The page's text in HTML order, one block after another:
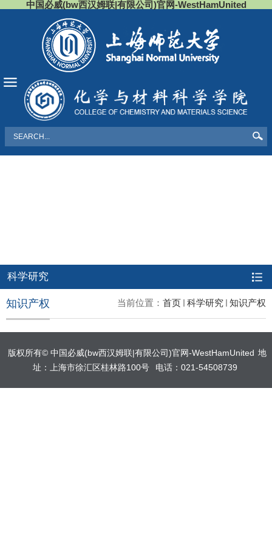
中国必威(bw西汉姆联|有限公司)官网-WestHamUnited
科学研究
当前位置： 首页 科学研究 知识产权
知识产权
版权所有©️ 中国必威(bw西汉姆联|有限公司)官网-WestHamUnited 地
址：上海市徐汇区桂林路100号
电话：021-54508739